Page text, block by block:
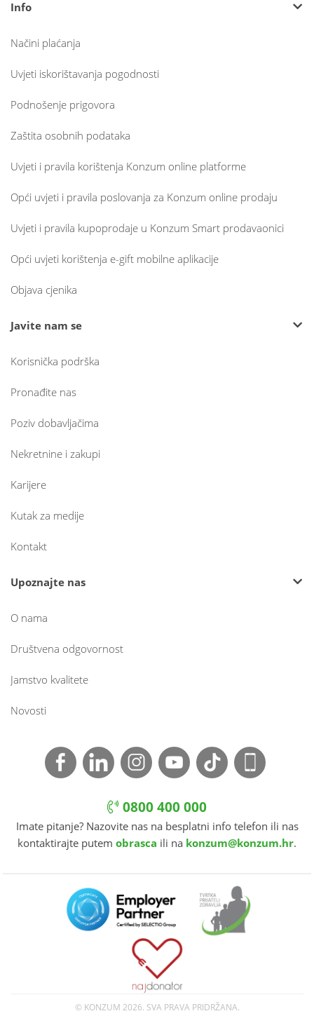
Info
Načini plaćanja
Uvjeti iskorištavanja pogodnosti
Podnošenje prigovora
Zaštita osobnih podataka
Uvjeti i pravila korištenja Konzum online platforme
Opći uvjeti i pravila poslovanja za Konzum online prodaju
Uvjeti i pravila kupoprodaje u Konzum Smart prodavaonici
Opći uvjeti korištenja e-gift mobilne aplikacije
Objava cjenika
Javite nam se
Korisnička podrška
Pronađite nas
Poziv dobavljačima
Nekretnine i zakupi
Karijere
Kutak za medije
Kontakt
Upoznajte nas
O nama
Društvena odgovornost
Jamstvo kvalitete
Novosti
0800 400 000
Imate pitanje? Nazovite nas na besplatni info telefon ili nas
kontaktirajte putem obrasca ili na konzum@konzum.hr.
© KONZUM 2026. SVA PRAVA PRIDRŽANA.